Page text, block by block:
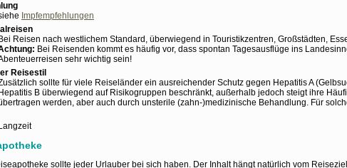
Impfempfehlungen
Bei Reisen nach westlichem Standard, überwiegend in Touristikzentren, Großstädten,
Bei Reisenden kommt es häufig vor, dass spontan Tagesausflüge ins
sehr wichtig sein!
Reisestil
sollte für viele Reiseländer ein ausreichender Schutz gegen Hepatitis A
Hepatitis B überwiegend auf Risikogruppen beschränkt, außerhalb jedoch steigt ihre
werden, aber auch durch unsterile (zahn-)medizinische Behandlung. Für
Langzeit
sollte jeder Urlauber bei sich haben. Der Inhalt hängt natürlich vom